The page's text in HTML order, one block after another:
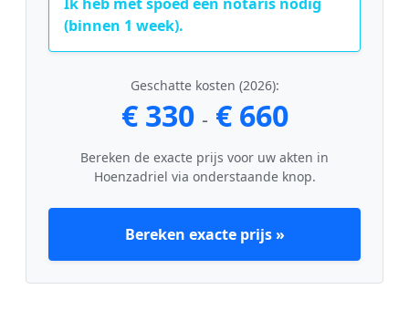
(binnen 1 week).
Geschatte kosten (2026):
€ 330 - € 660
Bereken de exacte prijs voor uw akten in
Hoenzadriel via onderstaande knop.
Bereken exacte prijs »